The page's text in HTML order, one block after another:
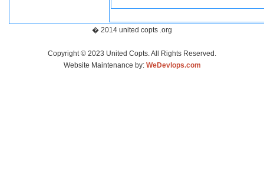
� 2014 united copts .org
Copyright © 2023 United Copts. All Rights Reserved.
Website Maintenance by: WeDevlops.com